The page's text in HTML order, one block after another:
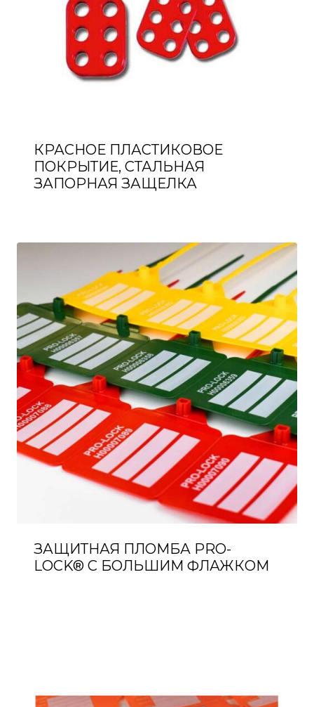
КРАСНОЕ ПЛАСТИКОВОЕ
ПОКРЫТИЕ, СТАЛЬНАЯ
ЗАПОРНАЯ ЗАЩЕЛКА
ЗАЩИТНАЯ ПЛОМБА PRO-
LOCK® С БОЛЬШИМ ФЛАЖКОМ